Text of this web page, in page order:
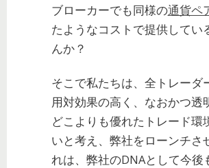
ブローカーでも同様の通貨ペ
たようなコストで提供してい
んか？
そこで私たちは、全トレーダ
用対効果の高く、なおかつ透
どこよりも優れたトレード環
いと考え、弊社をローンチさ
れは、弊社のDNAとして今後